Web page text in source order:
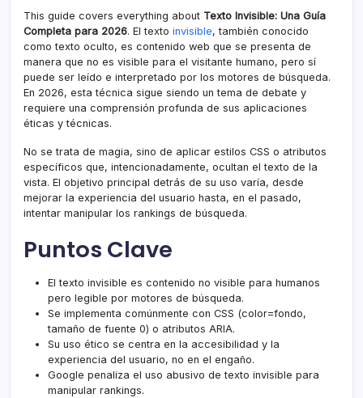
This guide covers everything about Texto Invisible: Una Guía
Completa para 2026. El texto invisible, también conocido
como texto oculto, es contenido web que se presenta de
manera que no es visible para el visitante humano, pero sí
puede ser leído e interpretado por los motores de búsqueda.
En 2026, esta técnica sigue siendo un tema de debate y
requiere una comprensión profunda de sus aplicaciones
éticas y técnicas.
No se trata de magia, sino de aplicar estilos CSS o atributos
específicos que, intencionadamente, ocultan el texto de la
vista. El objetivo principal detrás de su uso varía, desde
mejorar la experiencia del usuario hasta, en el pasado,
intentar manipular los rankings de búsqueda.
Puntos Clave
El texto invisible es contenido no visible para humanos
pero legible por motores de búsqueda.
Se implementa comúnmente con CSS (color=fondo,
tamaño de fuente 0) o atributos ARIA.
Su uso ético se centra en la accesibilidad y la
experiencia del usuario, no en el engaño.
Google penaliza el uso abusivo de texto invisible para
manipular rankings.